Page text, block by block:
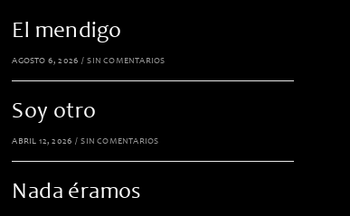
El mendigo
AGOSTO 6, 2026 / SIN COMENTARIOS
Soy otro
ABRIL 12, 2026 / SIN COMENTARIOS
Nada éramos